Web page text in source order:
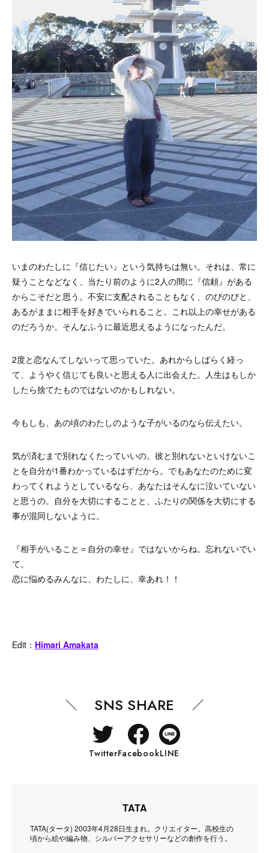
いまのわたしに『信じたい』という気持ちは無い。それは、常に
疑うことなどなく、当たり前のように2人の間に『信頼』がある
からこそだと思う。不安に支配されることもなく、のびのびと、
あるがままに相手を好きでいられること。これ以上の幸せがある
のだろうか。そんなふうに最近思えるようになったんだ。
2度と恋なんてしないって思っていた。あれからしばらく経っ
て、ようやく信じても良いと思える人に出会えた。人生はもしか
したら捨てたものではないのかもしれない。
今もしも、あの頃のわたしのような子がいるのなら伝えたい。
気が済むまで別れなくたっていいの。彼と別れないといけないこ
とを自分が1番わかっているはずだから。でもあなたのために変
わってくれようとしているなら、あなたはそんなに泣いていない
と思うの。自分を大切にすることと、ふたりの関係を大切にする
事が混同しないように。
『相手がいること＝自分の幸せ』ではないからね。忘れないでい
て。
恋に悩めるみんなに、わたしに、幸あれ！！
Edit： Himari Amakata
SNS SHARE
TwitterFacebookLINE
TATA
TATA(タータ) 2003年4月28日生まれ。クリエイター。高校生の
頃から絵や編み物、シルバーアクセサリーなどの創作を行う。